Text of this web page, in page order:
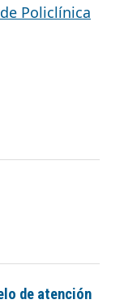
Policlínica
de atención